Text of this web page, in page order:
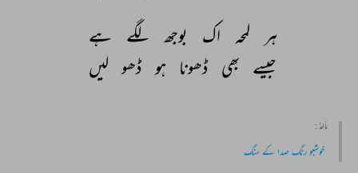
ہر
لمحہ اک بوجھ لگے
ہے
جیسے بھی ڈھونا ہو ڈھو لیں
مأخذ :
خوشبو رنگ صدا کے سنگ